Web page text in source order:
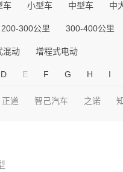
车 小型车 中型车 中
200-300公里 300-400公里
混动 增程式电动
D E F G H I
正道 智己汽车 之诺